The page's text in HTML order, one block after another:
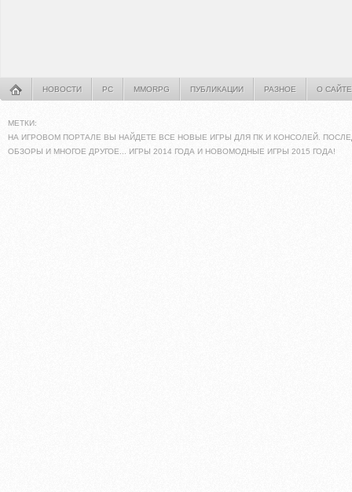
НОВОСТИ PC MMORPG ПУБЛИКАЦИИ РАЗНОЕ О САЙТЕ
МЕТКИ:
НА ИГРОВОМ ПОРТАЛЕ ВЫ НАЙДЕТЕ ВСЕ НОВЫЕ ИГРЫ ДЛЯ ПК И КОНСОЛЕЙ.
ОБЗОРЫ И МНОГОЕ ДРУГОЕ... ИГРЫ 2014 ГОДА И НОВОМОДНЫЕ ИГРЫ 2015 ГОДА!